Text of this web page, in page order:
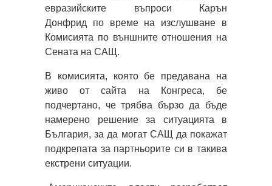
евразийските въпроси Карън
Донфрид по време на изслушване в
Комисията по външните отношения на
Сената на САЩ.
В комисията, която бе предавана на
живо от сайта на Конгреса, бе
подчертано, че трябва бързо да бъде
намерено решение за ситуацията в
България, за да могат САЩ да покажат
подкрепата за партньорите си в такива
екстрени ситуации.